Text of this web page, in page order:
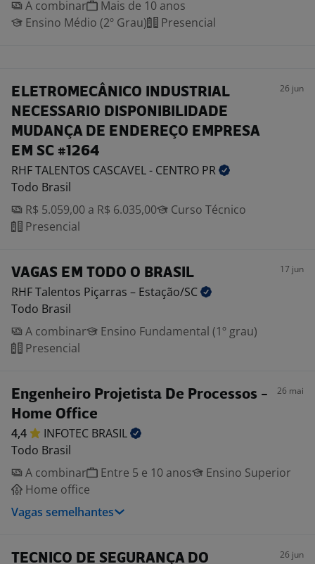
A combinar
Mais de 10 anos
Ensino Médio (2º Grau)
Presencial
ELETROMECÂNICO INDUSTRIAL
NECESSARIO DISPONIBILIDADE
MUDANÇA DE ENDEREÇO EMPRESA
EM SC #1264
26 jun
RHF TALENTOS CASCAVEL - CENTRO PR
Todo Brasil
R$ 5.059,00 a R$ 6.035,00
Curso Técnico
Presencial
VAGAS EM TODO O BRASIL 17 jun
RHF Talentos Piçarras – Estação/SC
Todo Brasil
A combinar
Ensino Fundamental (1º grau)
Presencial
Engenheiro Projetista De Processos -
Home Office
26 mai
4,4 INFOTEC BRASIL
Todo Brasil
A combinar
Entre 5 e 10 anos
Ensino Superior
Home office
Vagas semelhantes
TECNICO DE SEGURANÇA DO 26 jun